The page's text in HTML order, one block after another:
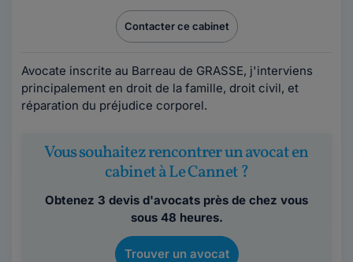
Contacter ce cabinet
Avocate inscrite au Barreau de GRASSE, j'interviens
principalement en droit de la famille, droit civil, et
réparation du préjudice corporel.
Vous souhaitez rencontrer un avocat en
cabinet à Le Cannet ?
Obtenez 3 devis d'avocats près de chez vous
sous 48 heures.
Trouver un avocat